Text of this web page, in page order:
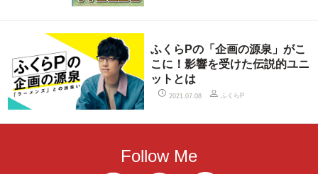
ふくらPの「企画の源泉」がこ
こに！影響を受けた伝説的ユニ
ットとは
2021.07.08 ふくらP
Follow Me